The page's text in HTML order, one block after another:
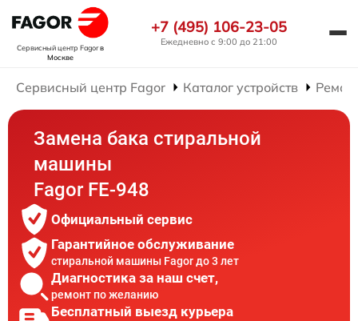
Сервисный центр Fagorв
Москве
+7 (495) 106-23-05
Ежедневно с 9:00 до 21:00
Сервисный центр Fagor Каталог устройств
Замена бака стиральной
машины
Fagor FE-948
Официальный сервис
Гарантийное обслуживание
стиральной машины Fagor до 3 лет
Диагностика за наш счет,
ремонт по желанию
Бесплатный выезд курьера